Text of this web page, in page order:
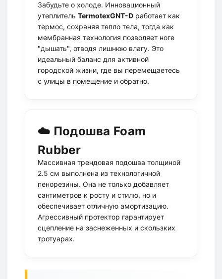
Забудьте о холоде. Инновационный
утеплитель TermotexGNT-D работает как
термос, сохраняя тепло тела, тогда как
мембранная технология позволяет ноге
"дышать", отводя лишнюю влагу. Это
идеальный баланс для активной
городской жизни, где вы перемещаетесь
с улицы в помещение и обратно.
☁️ Подошва Foam
Rubber
Массивная трендовая подошва толщиной
2.5 см выполнена из технологичной
пенорезины. Она не только добавляет
сантиметров к росту и стилю, но и
обеспечивает отличную амортизацию.
Агрессивный протектор гарантирует
сцепление на заснеженных и скользких
тротуарах.